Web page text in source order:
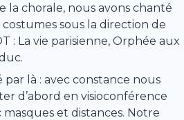
la chorale, nous avons chanté
sous la direction de
: La vie parisienne, Orphée aux
par là : avec constance nous
d’abord en visioconférence
et distances. Notre